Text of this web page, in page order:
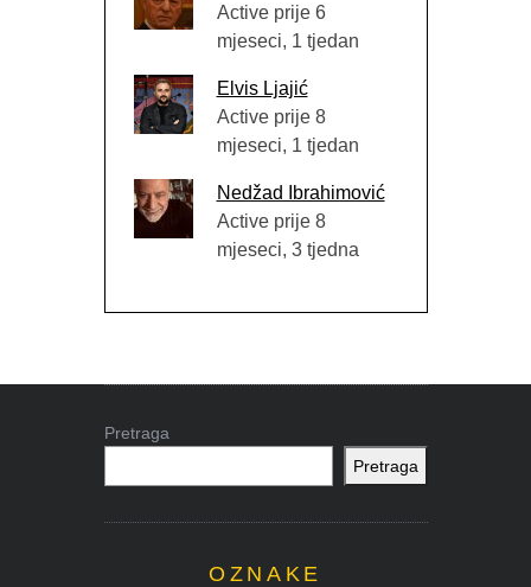
Active prije 6
mjeseci, 1 tjedan
Elvis Ljajić
Active prije 8
mjeseci, 1 tjedan
Nedžad Ibrahimović
Active prije 8
mjeseci, 3 tjedna
Pretraga
Pretraga
OZNAKE